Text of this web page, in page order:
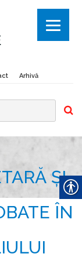
Arhivă
ȘI
ÎN